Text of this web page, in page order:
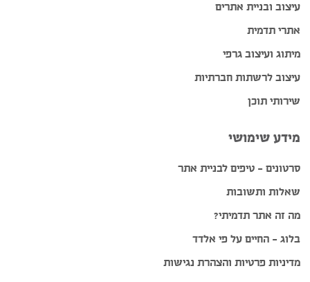
עיצוב ובניית אתרים
אתרי תדמית
מיתוג ועיצוב גרפי
עיצוב לרשתות חברתיות
שירותי תוכן
מידע שימושי
סרטונים – טיפים לבניית אתר
שאלות ותשובות
מה זה אתר תדמיתי?
בלוג – החיים על פי אלדד
מדיניות פרטיות והצהרת נגישות